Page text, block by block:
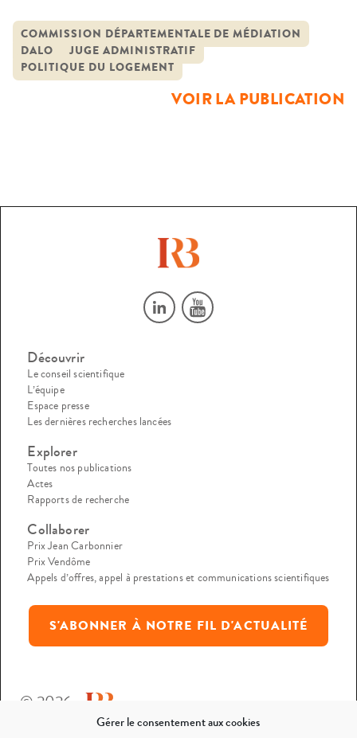
Gérer le consentement aux cookies
opposable (DALO) bouscule le cadre juridique et
administratif des politiques du logement et, plus largement,
des politiques publiques. Dans un contexte de crise grave
COMMISSION DÉPARTEMENTALE DE MÉDIATION
DALO
JUGE ADMINISTRATIF
POLITIQUE DU LOGEMENT
VOIR LA PUBLICATION
Découvrir
Le conseil scientifique
L’équipe
Espace presse
Les dernières recherches lancées
Explorer
Toutes nos publications
Actes
Rapports de recherche
Collaborer
Prix Jean Carbonnier
Prix Vendôme
Appels d’offres, appel à prestations et communications scientifiques
S'ABONNER À NOTRE FIL D'ACTUALITÉ
© 2026